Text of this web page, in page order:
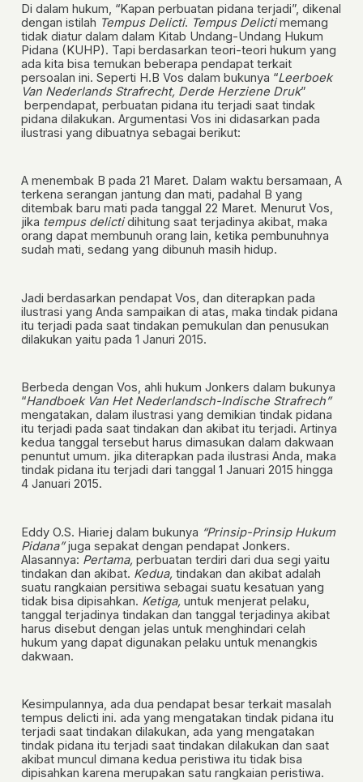
Di dalam hukum, “Kapan perbuatan pidana terjadi”, dikenal
dengan istilah Tempus Delicti. Tempus Delictimemang
tidak diatur dalam dalam Kitab Undang-Undang Hukum
Pidana (KUHP). Tapi berdasarkan teori-teori hukum yang
ada kita bisa temukan beberapa pendapat terkait
persoalan ini. Seperti H.B Vos dalam bukunya “Leerboek
Van Nederlands Strafrecht, Derde Herziene Druk”
berpendapat, perbuatan pidana itu terjadi saat tindak
pidana dilakukan. Argumentasi Vos ini didasarkan pada
ilustrasi yang dibuatnya sebagai berikut:
A menembak B pada 21 Maret. Dalam waktu bersamaan, A
terkena serangan jantung dan mati, padahal B yang
ditembak baru mati pada tanggal 22 Maret. Menurut Vos,
jika tempus delictidihitung saat terjadinya akibat, maka
orang dapat membunuh orang lain, ketika pembunuhnya
sudah mati, sedang yang dibunuh masih hidup.
Jadi berdasarkan pendapat Vos, dan diterapkan pada
ilustrasi yang Anda sampaikan di atas, maka tindak pidana
itu terjadi pada saat tindakan pemukulan dan penusukan
dilakukan yaitu pada 1 Januri 2015.
Berbeda dengan Vos, ahli hukum Jonkers dalam bukunya
“Handboek Van Het Nederlandsch-Indische Strafrech”
mengatakan, dalam ilustrasi yang demikian tindak pidana
itu terjadi pada saat tindakan dan akibat itu terjadi. Artinya
kedua tanggal tersebut harus dimasukan dalam dakwaan
penuntut umum. jika diterapkan pada ilustrasi Anda, maka
tindak pidana itu terjadi dari tanggal 1 Januari 2015 hingga
4 Januari 2015.
Eddy O.S. Hiariej dalam bukunya “Prinsip-Prinsip Hukum
Pidana”juga sepakat dengan pendapat Jonkers.
Alasannya: Pertama,perbuatan terdiri dari dua segi yaitu
tindakan dan akibat. Kedua,tindakan dan akibat adalah
suatu rangkaian persitiwa sebagai suatu kesatuan yang
tidak bisa dipisahkan. Ketiga,untuk menjerat pelaku,
tanggal terjadinya tindakan dan tanggal terjadinya akibat
harus disebut dengan jelas untuk menghindari celah
hukum yang dapat digunakan pelaku untuk menangkis
dakwaan.
Kesimpulannya, ada dua pendapat besar terkait masalah
tempus delicti ini. ada yang mengatakan tindak pidana itu
terjadi saat tindakan dilakukan, ada yang mengatakan
tindak pidana itu terjadi saat tindakan dilakukan dan saat
akibat muncul dimana kedua peristiwa itu tidak bisa
dipisahkan karena merupakan satu rangkaian peristiwa.